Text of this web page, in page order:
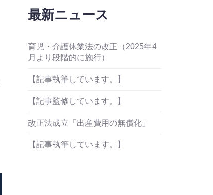
最新ニュース
育児・介護休業法の改正（2025年4
月より段階的に施行）
【記事執筆しています。】
【記事監修しています。】
改正法成立「出産費用の無償化」
【記事執筆しています。】